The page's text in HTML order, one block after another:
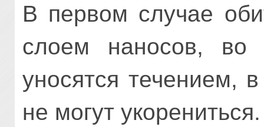
В первом случае
слоем наносов,
уносятся течением,
не могут укорениться.